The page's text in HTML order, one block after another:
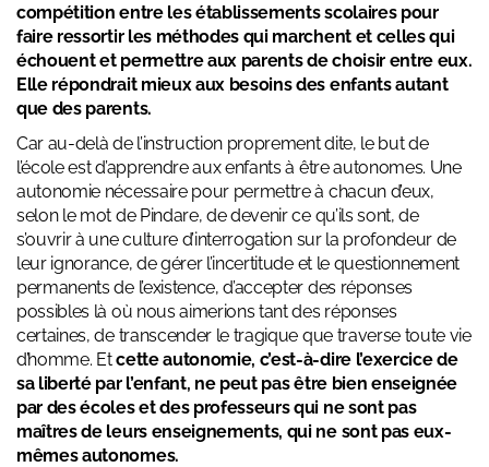
compétition entre les établissements scolaires pour
faire ressortir les méthodes qui marchent et celles qui
échouent et permettre aux parents de choisir entre eux.
Elle répondrait mieux aux besoins des enfants autant
que des parents.
Car au-delà de l’instruction proprement dite, le but de
l’école est d’apprendre aux enfants à être autonomes. Une
autonomie nécessaire pour permettre à chacun d’eux,
selon le mot de Pindare, de devenir ce qu’ils sont, de
s’ouvrir à une culture d’interrogation sur la profondeur de
leur ignorance, de gérer l’incertitude et le questionnement
permanents de l’existence, d’accepter des réponses
possibles là où nous aimerions tant des réponses
certaines, de transcender le tragique que traverse toute vie
d’homme. Etcette autonomie, c’est-à-dire l’exercice de
sa liberté par l’enfant, ne peut pas être bien enseignée
par des écoles et des professeurs qui ne sont pas
maîtres de leurs enseignements, qui ne sont pas eux-
mêmes autonomes.